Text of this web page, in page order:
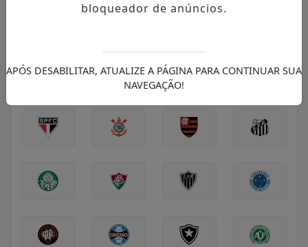
SÉRIE B EUROPA
bloqueador de anúncios.
APÓS DESABILITAR, ATUALIZE A PÁGINA PARA CONTINUAR SUA
NAVEGAÇÃO!